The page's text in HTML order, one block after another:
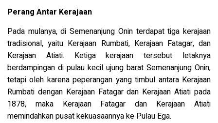
Perang Antar Kerajaan
Pada mulanya, di Semenanjung Onin terdapat tiga kerajaan
tradisional, yaitu Kerajaan Rumbati, Kerajaan Fatagar, dan
Kerajaan Atiati. Ketiga kerajaan tersebut letaknya
berdampingan di pulau kecil ujung barat Semenanjung Onin,
tetapi oleh karena peperangan yang timbul antara Kerajaan
Rumbati dengan Kerajaan Fatagar dan Kerajaan Atiati pada
1878, maka Kerajaan Fatagar dan Kerajaan Atiati
memindahkan pusat kekuasaannya ke Pulau Ega.